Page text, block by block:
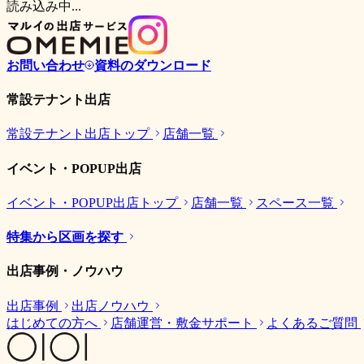
読み込み中...
お問い合わせ 資料のダウンロード
常設テナント出店
常設テナント出店トップ 店舗一覧
イベント・POPUP出店
イベント・POPUP出店トップ 店舗一覧 スペース一覧
特集から区画を探す
出店事例・ノウハウ
出店事例
出店ノウハウ
はじめての方へ
店舗運営・敷金サポート よくあるご質問